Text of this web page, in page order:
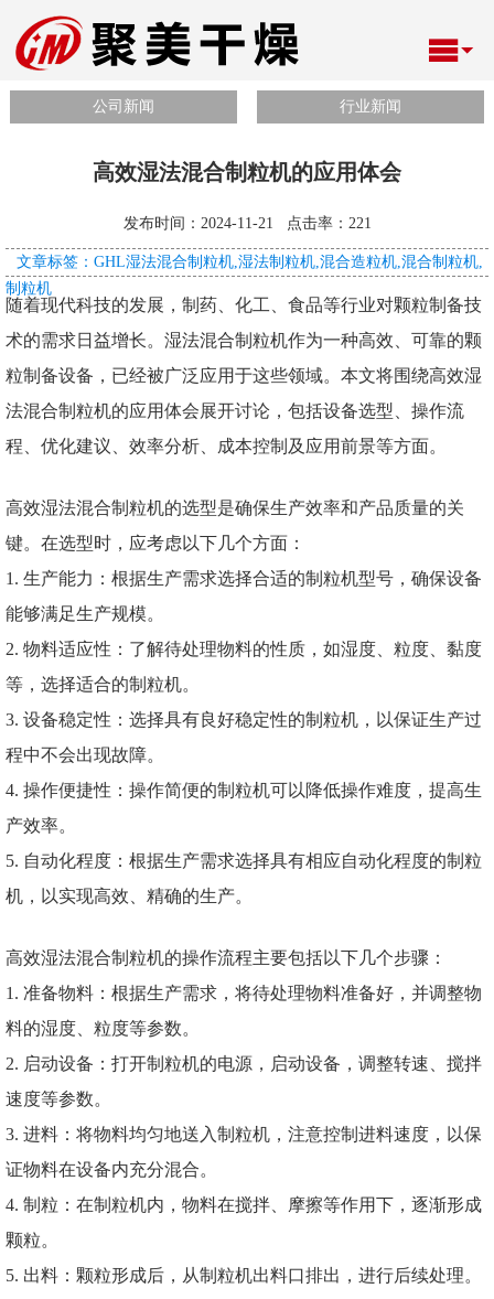
公司新闻 行业新闻
高效湿法混合制粒机的应用体会
发布时间：2024-11-21 点击率： 221
文章标签：GHL湿法混合制粒机,湿法制粒机,混合造粒机,混合制粒机,
制粒机
随着现代科技的发展，制药、化工、食品等行业对颗粒制备技
术的需求日益增长。湿法混合制粒机作为一种高效、可靠的颗
粒制备设备，已经被广泛应用于这些领域。本文将围绕高效湿
法混合制粒机的应用体会展开讨论，包括设备选型、操作流
程、优化建议、效率分析、成本控制及应用前景等方面。
高效湿法混合制粒机的选型是确保生产效率和产品质量的关
键。在选型时，应考虑以下几个方面：
1. 生产能力：根据生产需求选择合适的制粒机型号，确保设备
能够满足生产规模。
2. 物料适应性：了解待处理物料的性质，如湿度、粒度、黏度
等，选择适合的制粒机。
3. 设备稳定性：选择具有良好稳定性的制粒机，以保证生产过
程中不会出现故障。
4. 操作便捷性：操作简便的制粒机可以降低操作难度，提高生
产效率。
5. 自动化程度：根据生产需求选择具有相应自动化程度的制粒
机，以实现高效、精确的生产。
高效湿法混合制粒机的操作流程主要包括以下几个步骤：
1. 准备物料：根据生产需求，将待处理物料准备好，并调整物
料的湿度、粒度等参数。
2. 启动设备：打开制粒机的电源，启动设备，调整转速、搅拌
速度等参数。
3. 进料：将物料均匀地送入制粒机，注意控制进料速度，以保
证物料在设备内充分混合。
4. 制粒：在制粒机内，物料在搅拌、摩擦等作用下，逐渐形成
颗粒。
5. 出料：颗粒形成后，从制粒机出料口排出，进行后续处理。